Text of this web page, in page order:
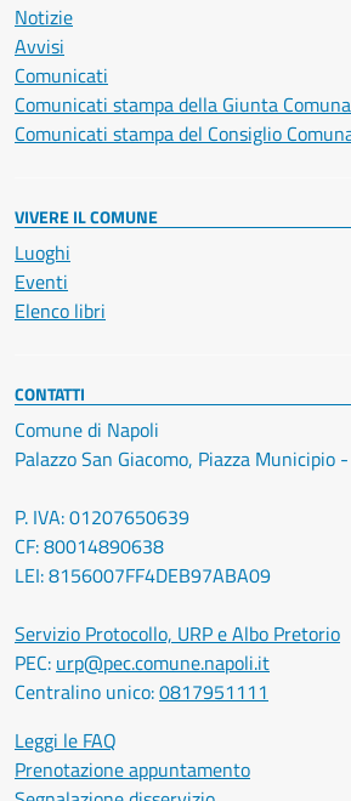
Notizie
Avvisi
Comunicati
Comunicati stampa della Giunta
Comunicati stampa del Consiglio
VIVERE IL COMUNE
Luoghi
Eventi
Elenco libri
CONTATTI
Comune di Napoli
Palazzo San Giacomo, Piazza Municipio
P. IVA: 01207650639
CF: 80014890638
LEI: 8156007FF4DEB97ABA09
Servizio Protocollo, URP e Albo Pretorio
PEC: urp@pec.comune.napoli.it
Centralino unico:0817951111
Leggi le FAQ
Prenotazione appuntamento